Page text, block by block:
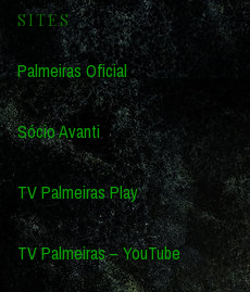
SITES
Palmeiras Oficial
Sócio Avanti
TV Palmeiras Play
TV Palmeiras – YouTube